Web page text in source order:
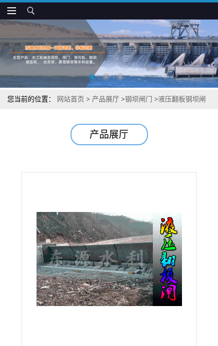
您当前的位置： 网站首页 > 产品展厅 >钢坝闸门 >液压翻板钢坝闸
产品展厅